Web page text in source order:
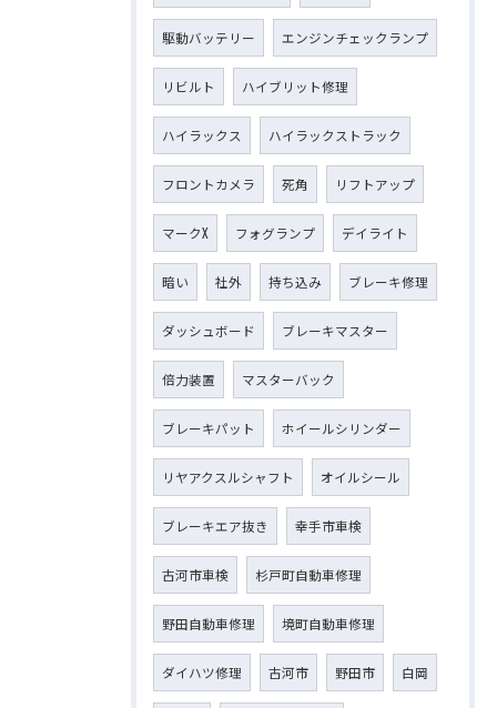
駆動バッテリー エンジンチェックランプ
リビルト ハイブリット修理
ハイラックス ハイラックストラック
フロントカメラ 死角 リフトアップ
マークX フォグランプ デイライト
暗い 社外 持ち込み ブレーキ修理
ダッシュボード ブレーキマスター
倍力装置 マスターバック
ブレーキパット ホイールシリンダー
リヤアクスルシャフト オイルシール
ブレーキエア抜き 幸手市車検
古河市車検 杉戸町自動車修理
野田自動車修理 境町自動車修理
ダイハツ修理 古河市 野田市 白岡